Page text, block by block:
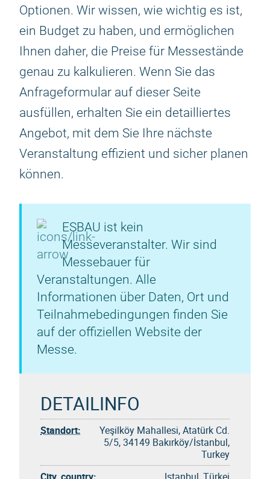
Optionen. Wir wissen, wie wichtig es ist,
ein Budget zu haben, und ermöglichen
Ihnen daher, die Preise für Messestände
genau zu kalkulieren. Wenn Sie das
Anfrageformular auf dieser Seite
ausfüllen, erhalten Sie ein detailliertes
Angebot, mit dem Sie Ihre nächste
Veranstaltung effizient und sicher planen
können.
ESBAU ist kein
Messeveranstalter. Wir sind
Messebauer für
Veranstaltungen. Alle
Informationen über Daten, Ort und
Teilnahmebedingungen finden Sie
auf der offiziellen Website der
Messe.
DETAILINFO
Standort:
Yeşilköy Mahallesi, Atatürk Cd.
5/5, 34149 Bakırköy/İstanbul,
Turkey